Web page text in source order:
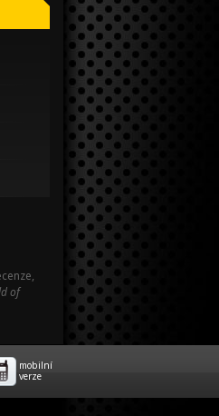
of
mobilní
verze